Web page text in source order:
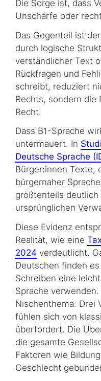
Die Sorge ist, dass
Unschärfe oder
Das Gegenteil ist
durch logische
verständlicher Text
Rückfragen und
schreibt, reduziert
Rechts, sondern die
Recht.
Dass B1-Sprache
untermauert. In
Deutsche Sprache
Bürger:innen Texte,
bürgernaher
größtenteils deutlich
ursprünglichen
Diese Evidenz
Realität, wie eine
2024 verdeutlicht.
Deutschen finden
Schreiben eine
Sprache
Nischenthema: Drei
fühlen sich von
überfordert. Die
die gesamte
Faktoren wie
Geschlecht